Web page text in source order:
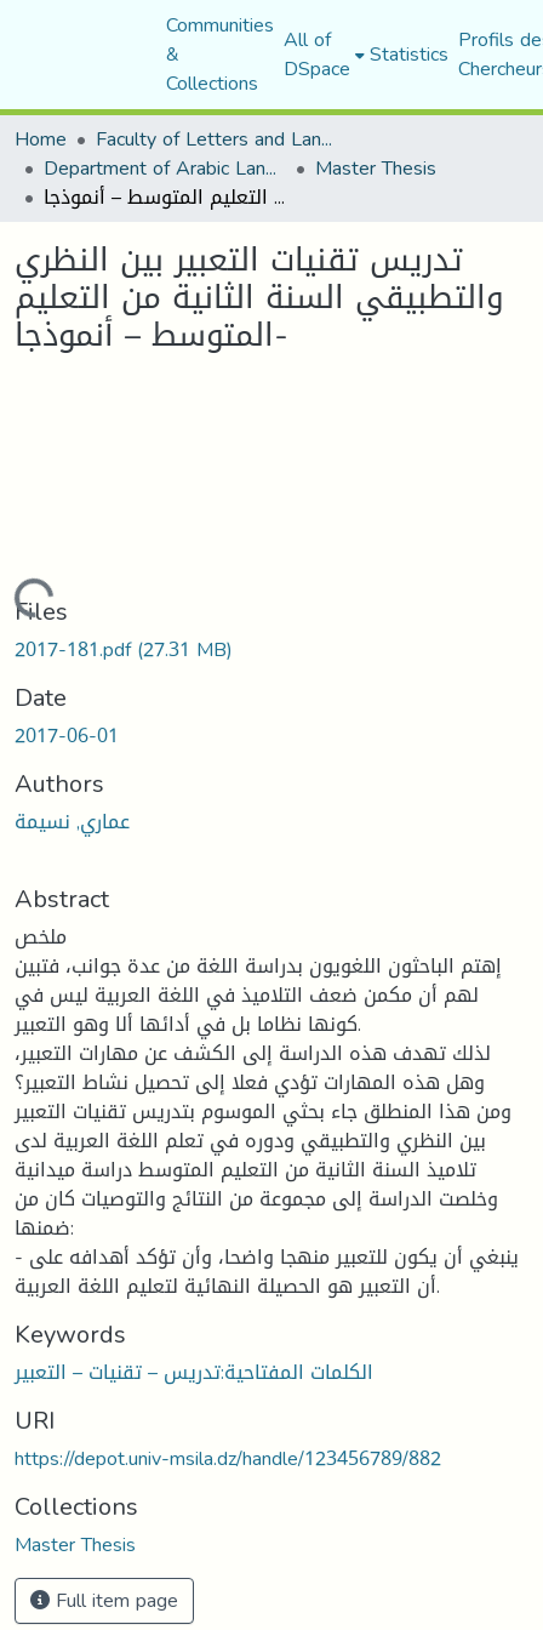
Communities
&
Collections
All of
DSpace Statistics Profils
Home
Faculty of Letters and Languages
Department of Arabic Language and Literature Master Thesis
تدريس تقنيات التعبير بين النظري والتطبيقي السنة الثانية من التعليم المتوسط – أنموذجا-
تدريس تقنيات التعبير بين النظري
والتطبيقي السنة الثانية من التعليم
المتوسط – أنموذجا-
Loading...
Files
2017-181.pdf(27.31 MB)
Date
2017-06-01
Authors
عماري, نسيمة
Abstract
ملخص
إهتم الباحثون اللغويون بدراسة اللغة من عدة جوانب، فتبين
لهم أن مكمن ضعف التلاميذ في اللغة العربية ليس في
كونها نظاما بل في أدائها ألا وهو التعبير.
لذلك تهدف هذه الدراسة إلى الكشف عن مهارات التعبير،
وهل هذه المهارات تؤدي فعلا إلى تحصيل نشاط التعبير؟
ومن هذا المنطلق جاء بحثي الموسوم بتدريس تقنيات التعبير
بين النظري والتطبيقي ودوره في تعلم اللغة العربية لدى
تلاميذ السنة الثانية من التعليم المتوسط دراسة ميدانية
وخلصت الدراسة إلى مجموعة من النتائج والتوصيات كان من
ضمنها:
- ينبغي أن يكون للتعبير منهجا واضحا، وأن تؤكد أهدافه على
أن التعبير هو الحصيلة النهائية لتعليم اللغة العربية.
Keywords
الكلمات المفتاحية:تدريس – تقنيات – التعبير
URI
https://depot.univ-msila.dz/handle/123456789/882
Collections
Master Thesis
Full item page